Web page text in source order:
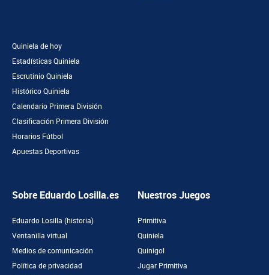
Quiniela de hoy
Estadísticas Quiniela
Escrutinio Quiniela
Histórico Quiniela
Calendario Primera División
Clasificación Primera División
Horarios Fútbol
Apuestas Deportivas
Sobre Eduardo Losilla.es
Eduardo Losilla (historia)
Ventanilla virtual
Medios de comunicación
Política de privacidad
Nuestros Juegos
Primitiva
Quiniela
Quinigol
Jugar Primitiva